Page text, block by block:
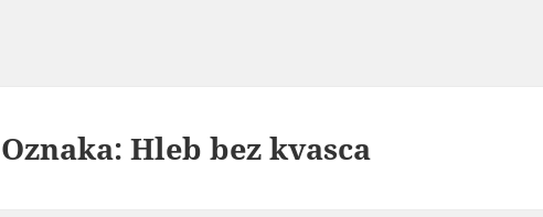
Oznaka:Hleb bez kvasca